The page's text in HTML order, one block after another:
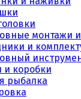
монтажи и
и
коробки
рыбалка